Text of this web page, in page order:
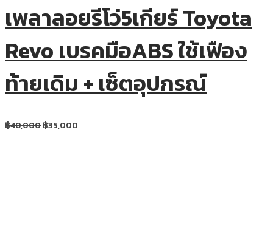
เพลาลอยรีโว่5เกียร์ Toyota
Revo เบรคมือABS ใช้เฟือง
ท้ายเดิม + เซ็ตอุปกรณ์
฿40,000฿35,000